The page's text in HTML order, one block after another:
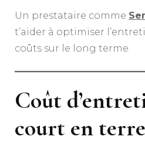
Un prestataire comme
t’aider à optimiser
coûts sur le long terme.
Coût
court en